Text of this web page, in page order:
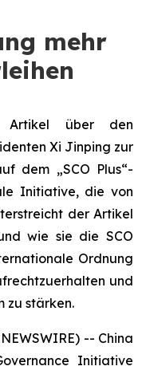
mehr
Artikel über den
Xi Jinping zur
dem „SCO Plus“-
Initiative, die von
der Artikel
wie sie die SCO
Ordnung
und
zu stärken.
-- China
Initiative